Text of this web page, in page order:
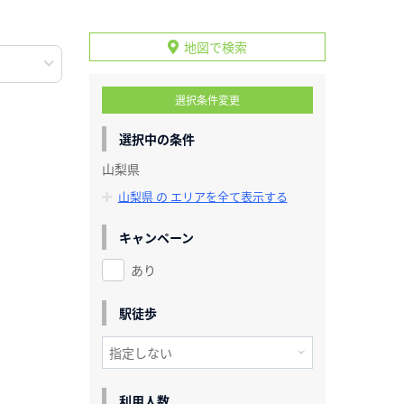
地図で検索
選択条件変更
選択中の条件
山梨県
山梨県 の エリアを全て表示する
キャンペーン
あり
駅徒歩
利用人数